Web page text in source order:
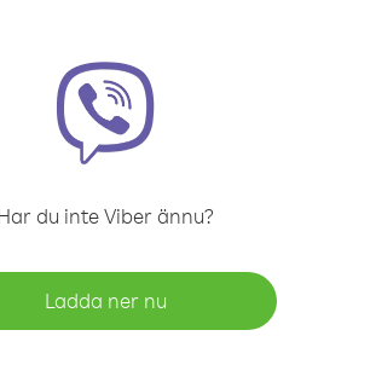
du inte Viber ännu?
Ladda ner nu